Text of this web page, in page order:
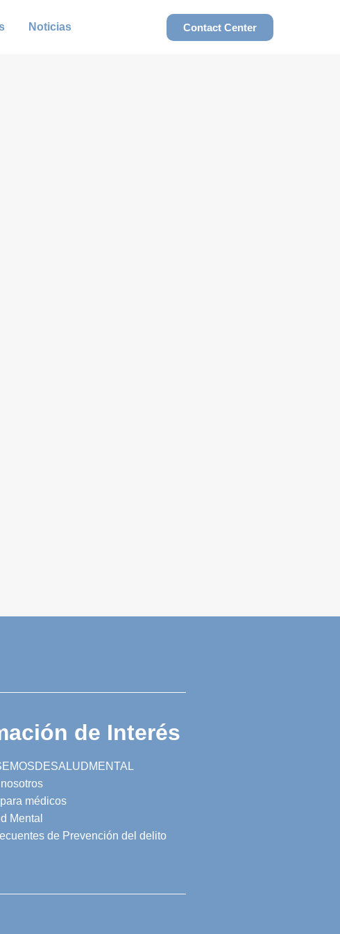
Noticias Contact Center
de Interés
médicos
Mental
de Prevención del delito